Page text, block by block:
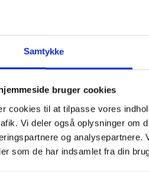
Samtykke
bruger cookies
cookies til at tilpasse vores
Vi deler også oplysninger om
og analysepartnere.
som de har indsamlet fra din